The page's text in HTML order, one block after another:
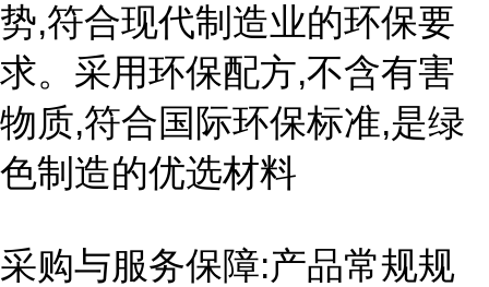
势,符合现代制造业的环保要
求。采用环保配方,不含有害
物质,符合国际环保标准,是绿
色制造的优选材料
采购与服务保障:产品常规规